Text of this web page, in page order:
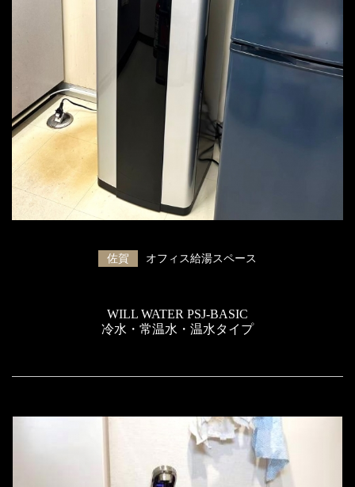
佐賀 オフィス給湯スペース
WILL WATER PSJ-BASIC
冷水・常温水・温水タイプ